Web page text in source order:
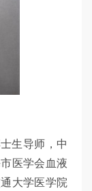
生导师，中
医学会血液
大学医学院